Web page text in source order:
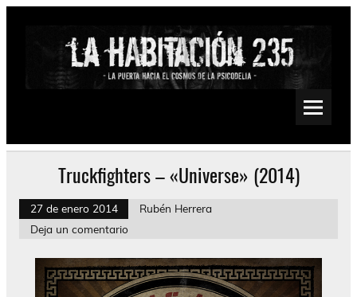
Saltar
Psychedelic, Stoner, Doom, Sludge, Fuzz, Space, Drone
Truckfighters – «Universe» (2014)
27 de enero 2014
Rubén Herrera
Deja un comentario